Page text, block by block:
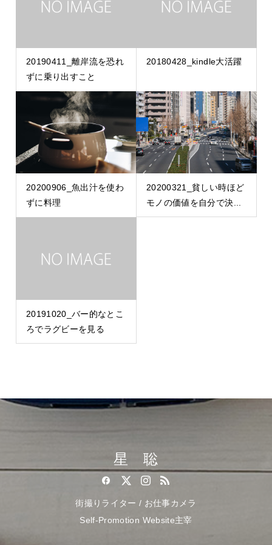
20190411_離岸流を恐れ
ずに乗り出すこと
20180428_kindle大活躍
20200906_魚出汁を使わ
ずに料理
20200321_貧しい時ほど
モノの価値を自分で決...
20191020_バー的なとこ
ろでラグビーを見る
星 聡
街撮りライター / お仕事カメラ
Self-Promotion Website主宰